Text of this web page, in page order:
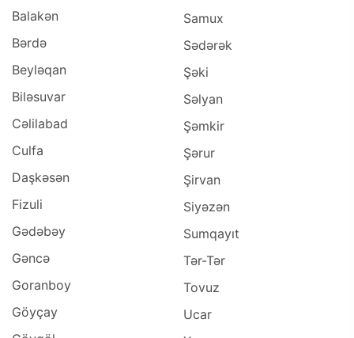
Balakən
Bərdə
Beyləqan
Biləsuvar
Cəlilabad
Culfa
Daşkəsən
Fizuli
Gədəbəy
Gəncə
Goranboy
Göyçay
Samux
Sədərək
Şəki
Səlyan
Şəmkir
Şərur
Şirvan
Siyəzən
Sumqayıt
Tər-Tər
Tovuz
Ucar